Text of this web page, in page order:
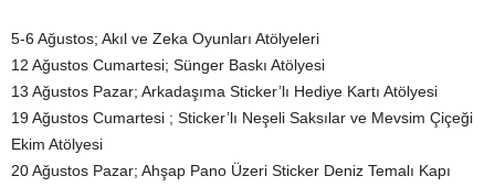
5-6 Ağustos; Akıl ve Zeka Oyunları Atölyeleri
12 Ağustos Cumartesi; Sünger Baskı Atölyesi
13 Ağustos Pazar; Arkadaşıma Sticker’lı Hediye Kartı Atölyesi
19 Ağustos Cumartesi ; Sticker’lı Neşeli Saksılar ve Mevsim Çiçeği
Ekim Atölyesi
20 Ağustos Pazar; Ahşap Pano Üzeri Sticker Deniz Temalı Kapı